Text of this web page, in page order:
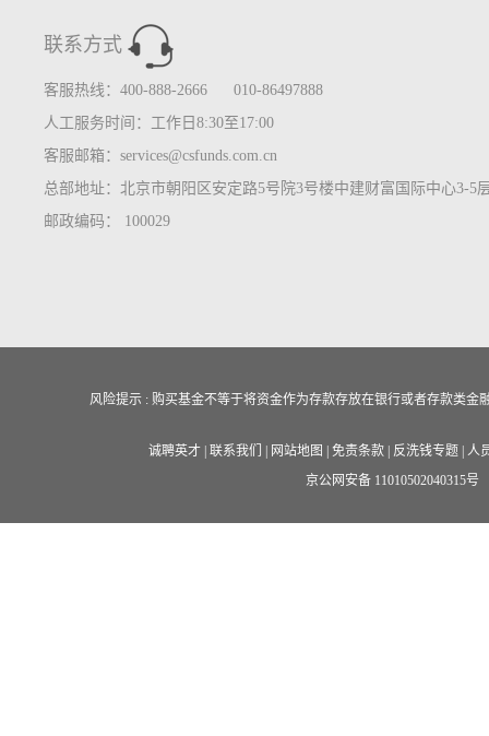
联系方式
客服热线：400-888-2666 010-86497888
人工服务时间：工作日8:30至17:00
客服邮箱：services@csfunds.com.cn
总部地址：北京市朝阳区安定路5号院3号楼中建财富国际中心3-5
邮政编码： 100029
风险提示 : 购买基金不等于将资金作为存款存放在银行或者存款类
诚聘英才 联系我们 网站地图 免责条款 反洗钱专题
人
京公网安备 11010502040315号